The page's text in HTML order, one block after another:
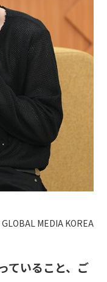
GLOBAL MEDIA KOREA
ていること、ご